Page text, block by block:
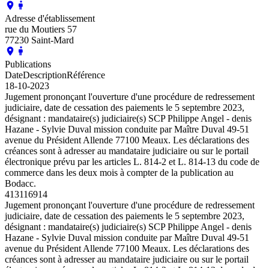
Adresse d'établissement
rue du Moutiers 57
77230 Saint-Mard
Publications
DateDescriptionRéférence
18-10-2023
Jugement prononçant l'ouverture d'une procédure de redressement
judiciaire, date de cessation des paiements le 5 septembre 2023,
désignant : mandataire(s) judiciaire(s) SCP Philippe Angel - denis
Hazane - Sylvie Duval mission conduite par Maître Duval 49-51
avenue du Président Allende 77100 Meaux. Les déclarations des
créances sont à adresser au mandataire judiciaire ou sur le portail
électronique prévu par les articles L. 814-2 et L. 814-13 du code de
commerce dans les deux mois à compter de la publication au
Bodacc.
413116914
Jugement prononçant l'ouverture d'une procédure de redressement
judiciaire, date de cessation des paiements le 5 septembre 2023,
désignant : mandataire(s) judiciaire(s) SCP Philippe Angel - denis
Hazane - Sylvie Duval mission conduite par Maître Duval 49-51
avenue du Président Allende 77100 Meaux. Les déclarations des
créances sont à adresser au mandataire judiciaire ou sur le portail